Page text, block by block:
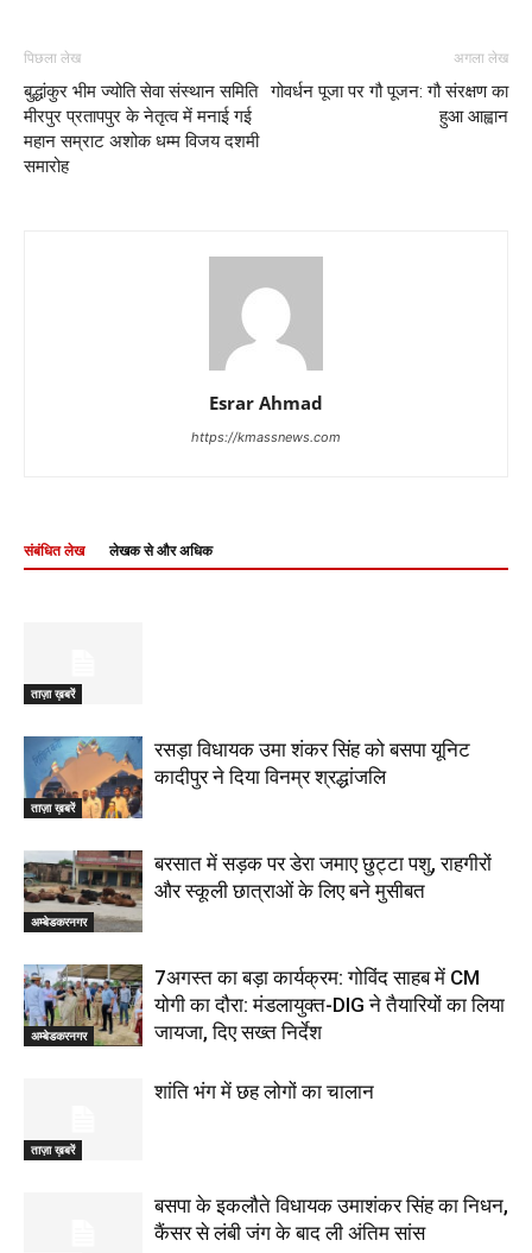
पिछला लेख
बुद्धांकुर भीम ज्योति सेवा संस्थान समिति
मीरपुर प्रतापपुर के नेतृत्व में मनाई गई
महान सम्राट अशोक धम्म विजय दशमी
समारोह
अगला लेख
गोवर्धन पूजा पर गौ पूजन: गौ संरक्षण का
हुआ आह्वान
Esrar Ahmad
https://kmassnews.com
संबंधित लेख लेखक से और अधिक
ताज़ा ख़बरें
ताज़ा ख़बरें
रसड़ा विधायक उमा शंकर सिंह को बसपा यूनिट
कादीपुर ने दिया विनम्र श्रद्धांजलि
अम्बेडकरनगर
बरसात में सड़क पर डेरा जमाए छुट्टा पशु, राहगीरों
और स्कूली छात्राओं के लिए बने मुसीबत
अम्बेडकरनगर
7अगस्त का बड़ा कार्यक्रम: गोविंद साहब में CM
योगी का दौरा: मंडलायुक्त-DIG ने तैयारियों का लिया
जायजा, दिए सख्त निर्देश
ताज़ा ख़बरें
शांति भंग में छह लोगों का चालान
बसपा के इकलौते विधायक उमाशंकर सिंह का निधन,
कैंसर से लंबी जंग के बाद ली अंतिम सांस